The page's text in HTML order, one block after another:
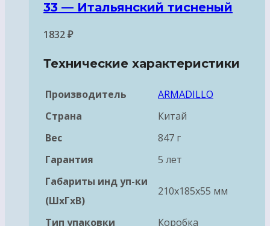
33 — Итальянский тисненый
1832₽
Технические характеристики
Производитель
ARMADILLO
Страна
Китай
Вес
847 г
Гарантия
5 лет
Габариты инд уп-ки
(ШхГхВ)
210x185x55 мм
Тип упаковки Коробка